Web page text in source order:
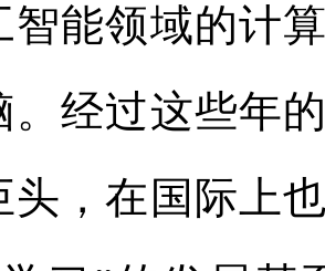
智能领域的计
。经过这些年
头，在国际上